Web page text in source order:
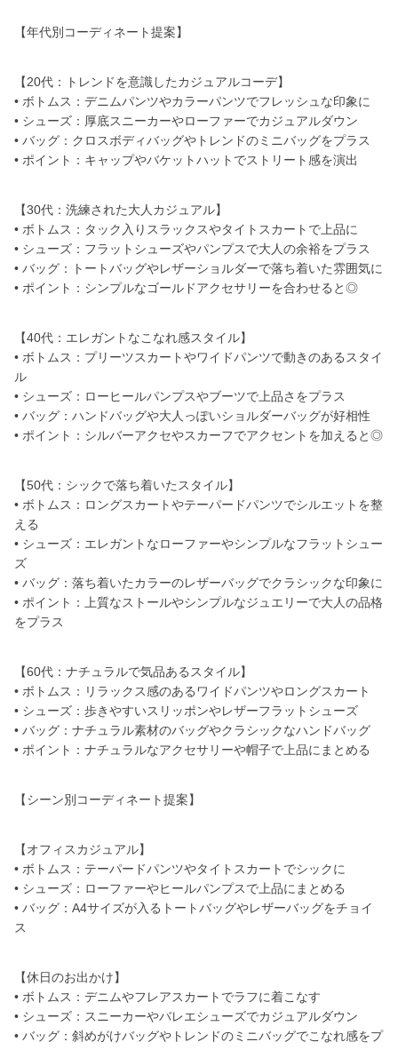
【年代別コーディネート提案】
【20代：トレンドを意識したカジュアルコーデ】
• ボトムス：デニムパンツやカラーパンツでフレッシュな印象に
• シューズ：厚底スニーカーやローファーでカジュアルダウン
• バッグ：クロスボディバッグやトレンドのミニバッグをプラス
• ポイント：キャップやバケットハットでストリート感を演出
【30代：洗練された大人カジュアル】
• ボトムス：タック入りスラックスやタイトスカートで上品に
• シューズ：フラットシューズやパンプスで大人の余裕をプラス
• バッグ：トートバッグやレザーショルダーで落ち着いた雰囲気に
• ポイント：シンプルなゴールドアクセサリーを合わせると◎
【40代：エレガントなこなれ感スタイル】
• ボトムス：プリーツスカートやワイドパンツで動きのあるスタイ
ル
• シューズ：ローヒールパンプスやブーツで上品さをプラス
• バッグ：ハンドバッグや大人っぽいショルダーバッグが好相性
• ポイント：シルバーアクセやスカーフでアクセントを加えると◎
【50代：シックで落ち着いたスタイル】
• ボトムス：ロングスカートやテーパードパンツでシルエットを整
える
• シューズ：エレガントなローファーやシンプルなフラットシュー
ズ
• バッグ：落ち着いたカラーのレザーバッグでクラシックな印象に
• ポイント：上質なストールやシンプルなジュエリーで大人の品格
をプラス
【60代：ナチュラルで気品あるスタイル】
• ボトムス：リラックス感のあるワイドパンツやロングスカート
• シューズ：歩きやすいスリッポンやレザーフラットシューズ
• バッグ：ナチュラル素材のバッグやクラシックなハンドバッグ
• ポイント：ナチュラルなアクセサリーや帽子で上品にまとめる
【シーン別コーディネート提案】
【オフィスカジュアル】
• ボトムス：テーパードパンツやタイトスカートでシックに
• シューズ：ローファーやヒールパンプスで上品にまとめる
• バッグ：A4サイズが入るトートバッグやレザーバッグをチョイ
ス
【休日のお出かけ】
• ボトムス：デニムやフレアスカートでラフに着こなす
• シューズ：スニーカーやバレエシューズでカジュアルダウン
• バッグ：斜めがけバッグやトレンドのミニバッグでこなれ感をプ